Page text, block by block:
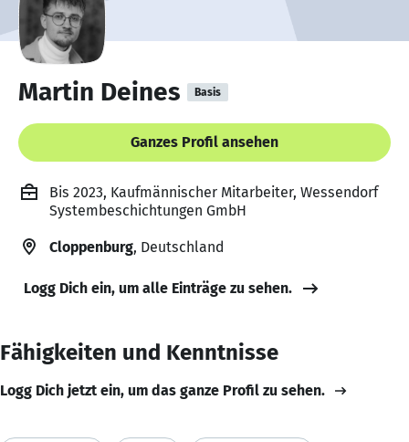
Martin Deines Basis
Ganzes Profil ansehen
Bis 2023, Kaufmännischer Mitarbeiter, Wessendorf
Systembeschichtungen GmbH
Cloppenburg, Deutschland
Logg Dich ein, um alle Einträge zu sehen.
Fähigkeiten und Kenntnisse
Logg Dich jetzt ein, um das ganze Profil zu sehen.